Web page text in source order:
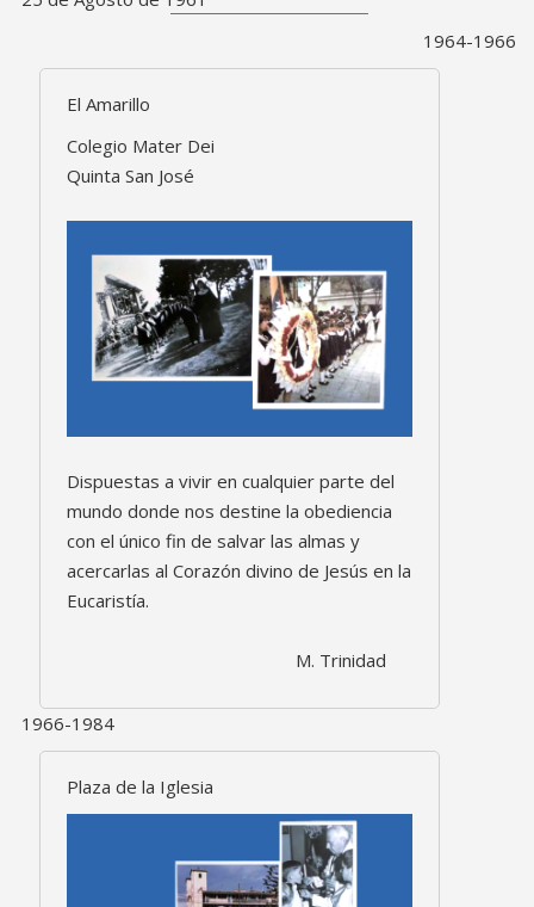
1964-1966
El Amarillo
Colegio Mater Dei
Quinta San José
Dispuestas a vivir en cualquier parte del
mundo donde nos destine la obediencia
con el único fin de salvar las almas y
acercarlas al Corazón divino de Jesús en la
Eucaristía.
M. Trinidad
1966-1984
Plaza de la Iglesia